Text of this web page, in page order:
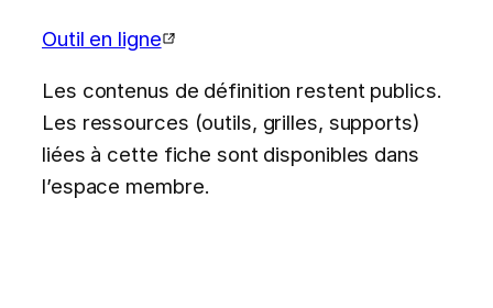
Outil en ligne
Les contenus de définition restent publics.
Les ressources (outils, grilles, supports)
liées à cette fiche sont disponibles dans
l’espace membre.